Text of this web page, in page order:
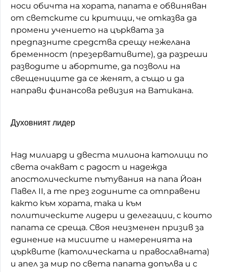
носи обичта на хората, папата е обвиняван
от светските си критици, че отказва да
промени учението на църквата за
предпазните средства срещу нежелана
бременност (презервативите), да разреши
разводите и абортите, да позволи на
свещениците да се женят, а също и да
направи финансова ревизия на Ватикана.
Духовният лидер
Над милиард и двеста милиона католици по
света очакват с радост и надежда
апостолическите пътувания на папа Йоан
Павел II, а те през годините са отправени
както към хората, така и към
политическите лидери и делегации, с които
папата се среща. Своя неизменен призив за
единение на мисиите и намеренията на
църквите (католическата и православната)
и апел за мир по света папата допълва и с